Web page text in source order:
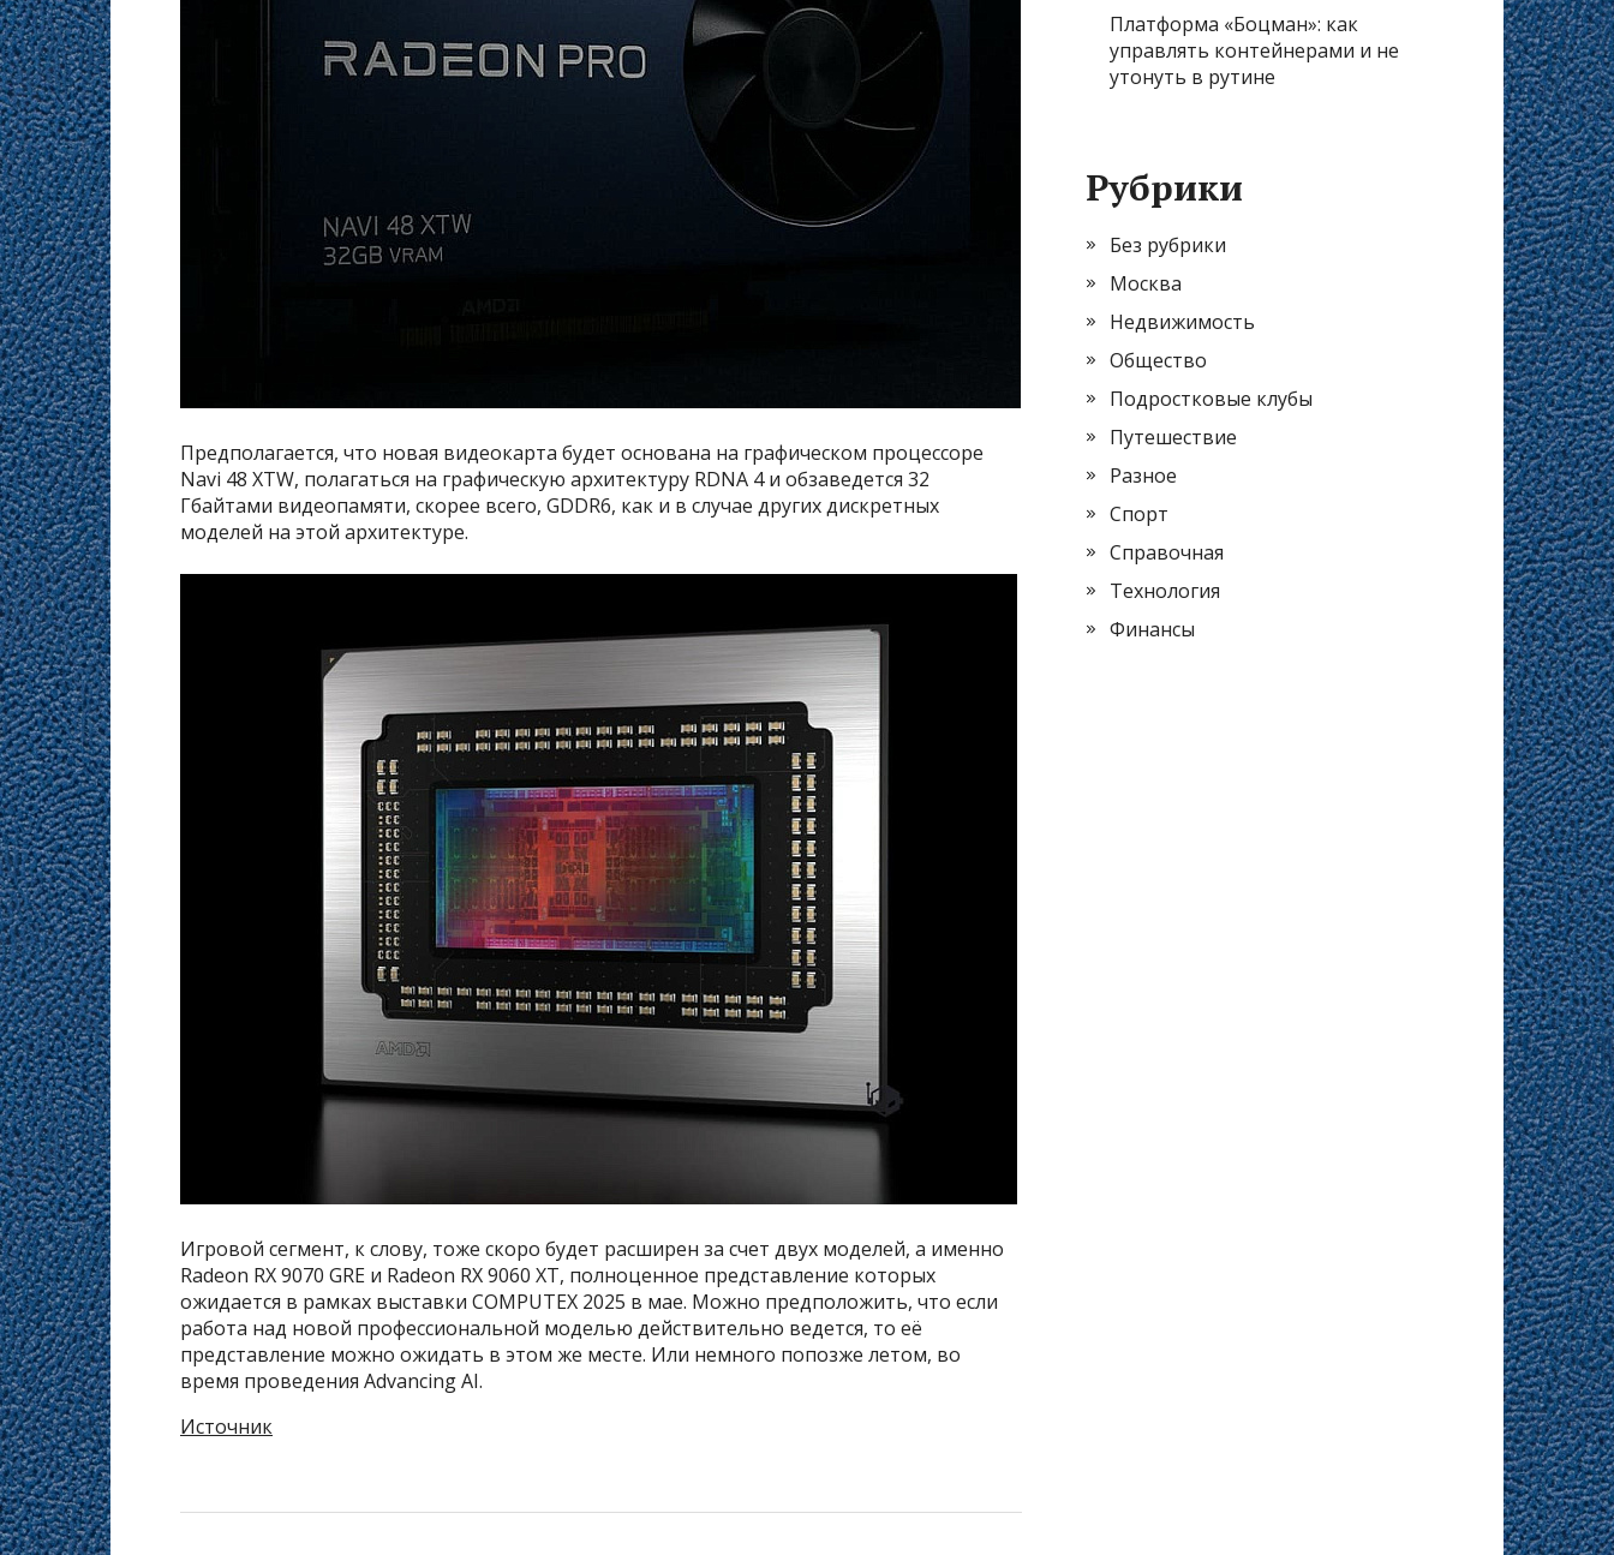
Предполагается, что новая видеокарта будет основана на графическом процессоре
Navi 48 XTW, полагаться на графическую архитектуру RDNA 4 и обзаведется 32
Гбайтами видеопамяти, скорее всего, GDDR6, как и в случае других дискретных
моделей на этой архитектуре.
Игровой сегмент, к слову, тоже скоро будет расширен за счет двух моделей, а именно
Radeon RX 9070 GRE и Radeon RX 9060 XT, полноценное представление которых
ожидается в рамках выставки COMPUTEX 2025 в мае. Можно предположить, что если
работа над новой профессиональной моделью действительно ведется, то её
представление можно ожидать в этом же месте. Или немного попозже летом, во
время проведения Advancing AI.
Источник
Платформа «Боцман»: как
управлять контейнерами и не
утонуть в рутине
Рубрики
Без рубрики
Москва
Недвижимость
Общество
Подростковые клубы
Путешествие
Разное
Спорт
Справочная
Технология
Финансы